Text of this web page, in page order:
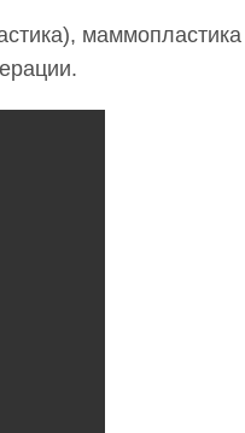
маммопластика